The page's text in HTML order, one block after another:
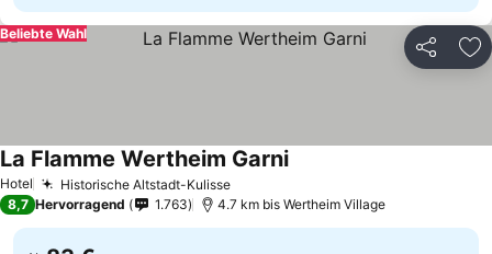
Teilen
Beliebte Wahl
Hotel Historische Altstadt-Kulisse
La Flamme Wertheim Garni
8,7 Hervorragend 1.763 4.7 km bis Wertheim Village